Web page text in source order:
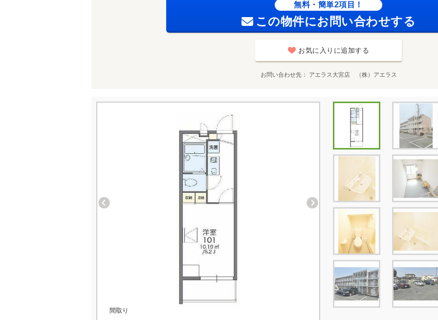
無料・簡単2項目！
この物件にお問い合わせする
お気に入りに追加する
お問い合わせ先 アエラス大宮店 （株）アエラス
間取り